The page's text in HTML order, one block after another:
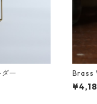
ダー Brass